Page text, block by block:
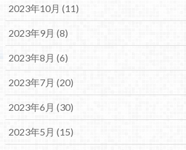
2023年10月 (11)
2023年9月 (8)
2023年8月 (6)
2023年7月 (20)
2023年6月 (30)
2023年5月 (15)